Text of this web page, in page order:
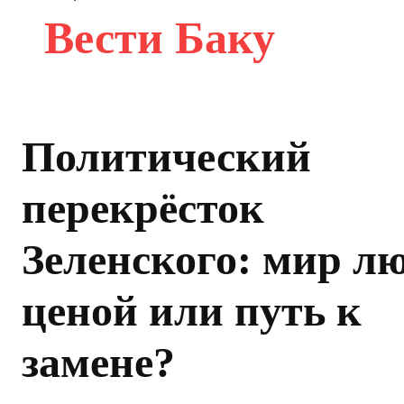
Вести Баку
Политический
перекрёсток
Зеленского: мир
ценой или путь к
замене?